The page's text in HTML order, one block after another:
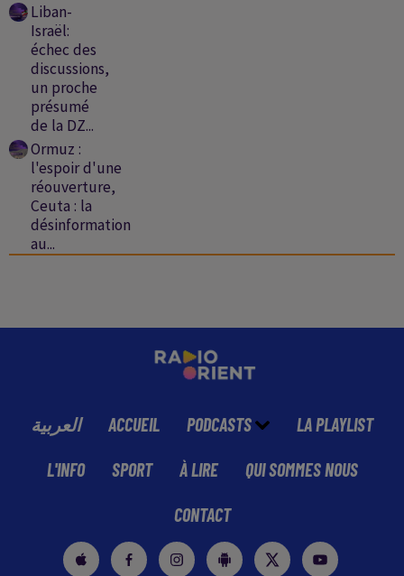
Liban-
Israël:
échec des
discussions,
un proche
présumé
de la DZ...
Ormuz :
l'espoir d'une
réouverture,
Ceuta : la
désinformation
au...
العربية ACCUEIL PODCASTS LA PLAYLIST
L'INFO SPORT À LIRE QUI SOMMES NOUS
CONTACT